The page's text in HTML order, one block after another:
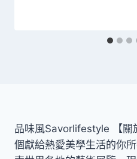
品味風Savorlifestyle 【關
個獻給熱愛美學生活的你